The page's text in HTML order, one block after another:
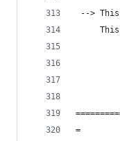
--> This
=